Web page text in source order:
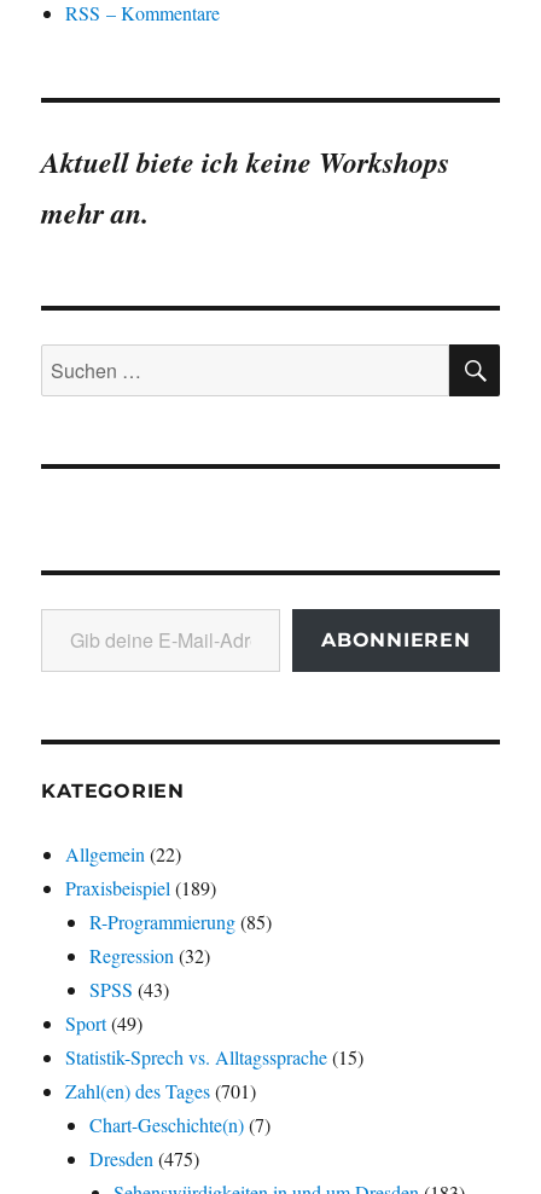
RSS – Kommentare
Aktuell biete ich keine Workshops
mehr an.
Suchen
nach:
Gib deine E-Mail-Adresse ein ...
ABONNIEREN
KATEGORIEN
Allgemein (22)
Praxisbeispiel (189)
R-Programmierung(85)
Regression (32)
SPSS (43)
Sport(49)
Statistik-Sprech vs. Alltagssprache(15)
Zahl(en) des Tages(701)
Chart-Geschichte(n)(7)
Dresden (475)